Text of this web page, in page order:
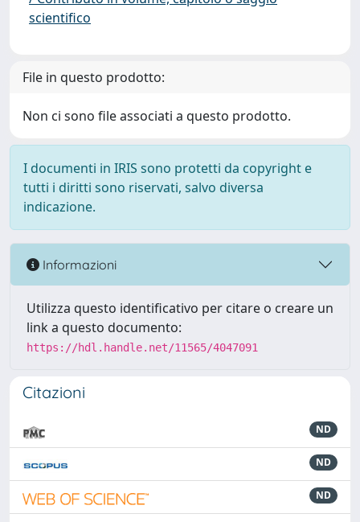
scientifico
File in questo prodotto:
Non ci sono file associati a questo prodotto.
I documenti in IRIS sono protetti da copyright e
tutti i diritti sono riservati, salvo diversa
indicazione.
Informazioni
Utilizza questo identificativo per citare o creare un
link a questo documento:
https://hdl.handle.net/11565/4047091
Citazioni
ND
ND
ND